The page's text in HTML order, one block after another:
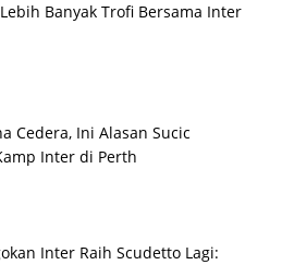
Banyak Trofi Bersama Inter
Cedera, Ini Alasan Sucic
Inter di Perth
Inter Raih Scudetto Lagi: